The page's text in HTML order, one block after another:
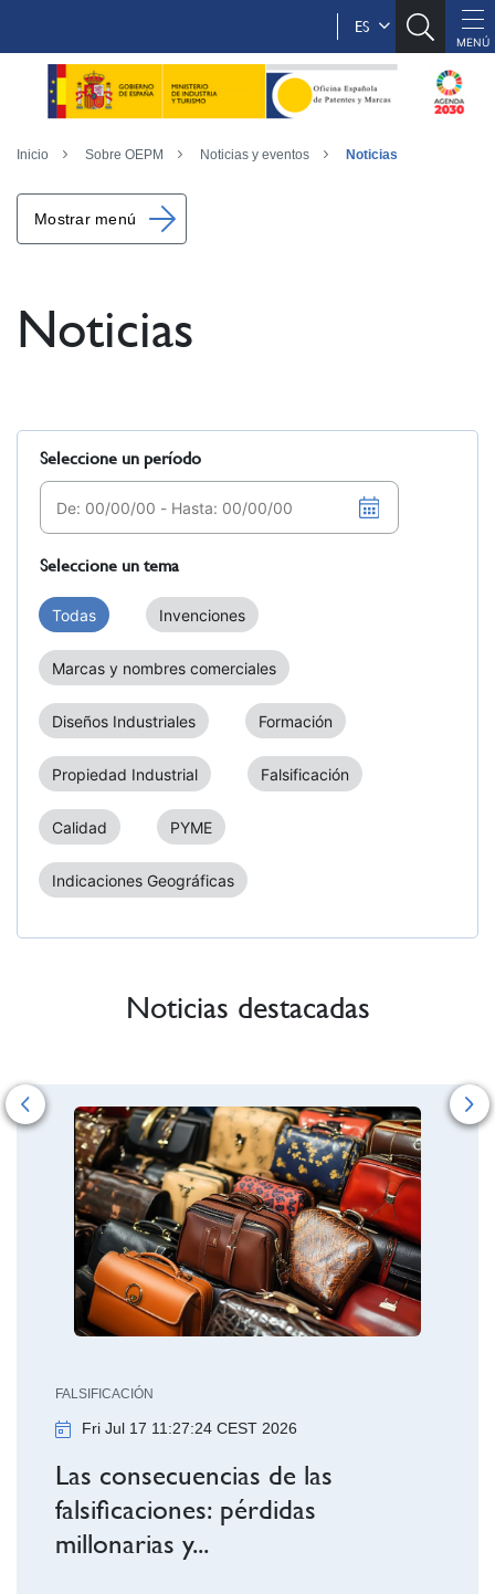
ES
Inicio Sobre OEPM Noticias y eventos Noticias
Mostrar menú
Noticias
Seleccione un período
Seleccione un tema
Todas Invenciones
Marcas y nombres comerciales
Diseños Industriales Formación
Propiedad Industrial Falsificación
Calidad PYME
Indicaciones Geográficas
Noticias destacadas
Previous
17 11:27:24 CEST 2026
de las
pérdidas
y...